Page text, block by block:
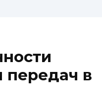
передач в